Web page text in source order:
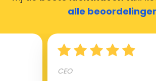
Hoeveel kost een luchthaven taxi
alle
CEO